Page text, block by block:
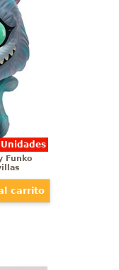
la línea
una
cm., y
de
de las
Funko